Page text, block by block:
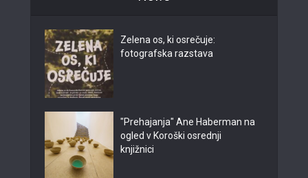
Zelena os, ki osrečuje:
fotografska razstava
"Prehajanja" Ane Haberman na
ogled v Koroški osrednji
knjižnici